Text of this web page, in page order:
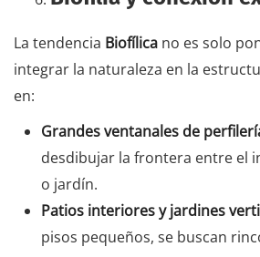
La tendencia Biofílica no es solo
integrar la naturaleza en la
en:
Grandes ventanales de
desdibujar la frontera entre el
o jardín.
Patios interiores y jardines
pisos pequeños, se buscan